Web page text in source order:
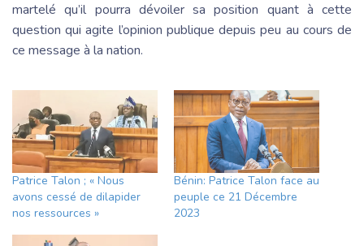
martelé qu’il pourra dévoiler sa position quant à cette
question qui agite l’opinion publique depuis peu au cours de
ce message à la nation.
Patrice Talon ; « Nous
avons cessé de dilapider
nos ressources »
Bénin: Patrice Talon face au
peuple ce 21 Décembre
2023